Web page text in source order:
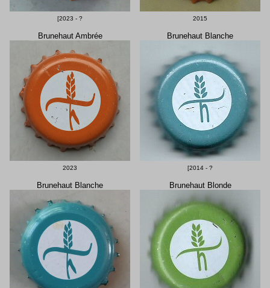
[2023 - ? 2015
Brunehaut Ambrée
2023
Brunehaut Blanche
[2014 - ?
Brunehaut Blanche Brunehaut Blonde